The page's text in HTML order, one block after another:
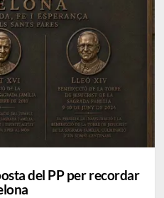
del PP per recordar